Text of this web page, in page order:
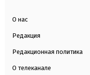
О нас
Редакция
Редакционная политика
О телеканале